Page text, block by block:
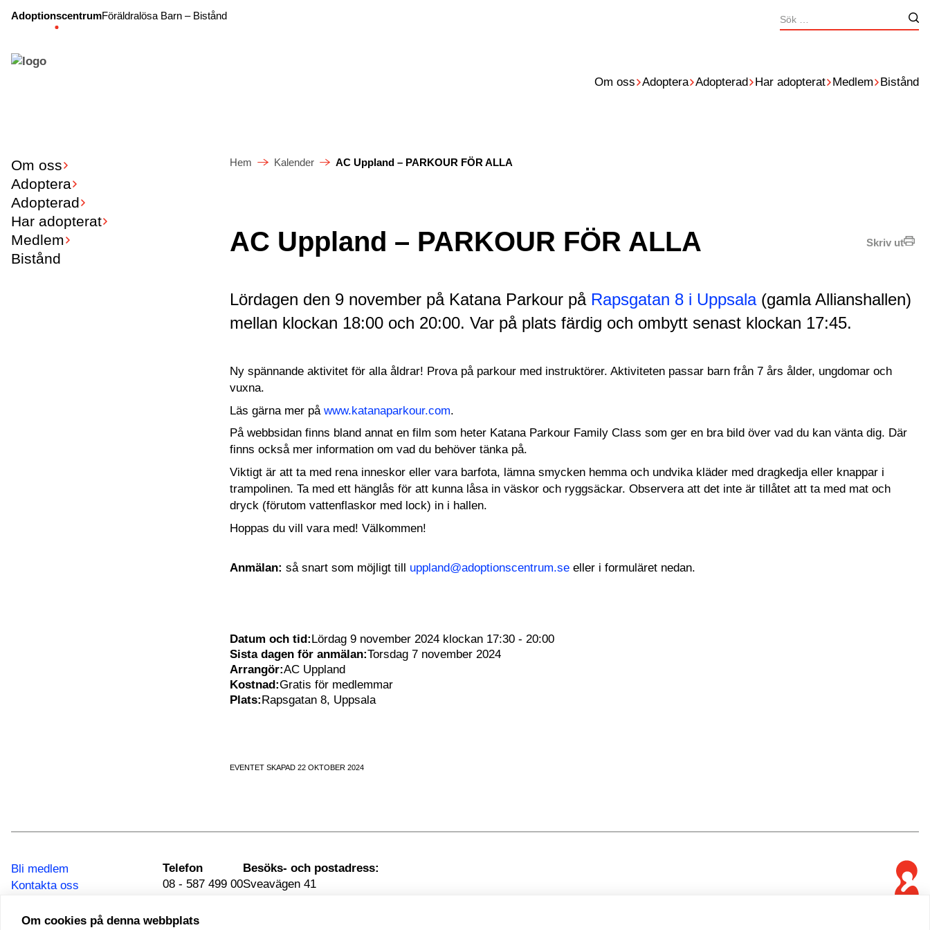
AdoptionscentrumFöräldralösa Barn – Bistånd
Sök
efter:
Om oss Adoptera Adopterad Har adopterat Medlem Bistånd
Om oss
Adoptera
Adopterad
Har adopterat
Medlem
Bistånd
Hem Kalender AC Uppland – PARKOUR FÖR ALLA
Skriv ut
AC Uppland – PARKOUR FÖR ALLA
Lördagen den 9 november på Katana Parkour på Rapsgatan 8 i Uppsala(gamla Allianshallen)
mellan klockan 18:00 och 20:00. Var på plats färdig och ombytt senast klockan 17:45.
Ny spännande aktivitet för alla åldrar! Prova på parkour med instruktörer. Aktiviteten passar barn från 7 års ålder, ungdomar och
vuxna.
Läs gärna mer påwww.katanaparkour.com.
På webbsidan finns bland annat en film som heter Katana Parkour Family Class som ger en bra bild över vad du kan vänta dig. Där
finns också mer information om vad du behöver tänka på.
Viktigt är att ta med rena inneskor eller vara barfota, lämna smycken hemma och undvika kläder med dragkedja eller knappar i
trampolinen. Ta med ett hänglås för att kunna låsa in väskor och ryggsäckar. Observera att det inte är tillåtet att ta med mat och
dryck (förutom vattenflaskor med lock) in i hallen.
Hoppas du vill vara med! Välkommen!
Anmälan:så snart som möjligt till uppland@adoptionscentrum.se eller i formuläret nedan.
Datum och tid:Lördag 9 november 2024 klockan 17:30 - 20:00
Sista dagen för anmälan:Torsdag 7 november 2024
Arrangör:AC Uppland
Kostnad:Gratis för medlemmar
Plats:Rapsgatan 8, Uppsala
EVENTET SKAPAD 22 OKTOBER 2024
Bli medlem
Kontakta oss
Telefon
08 - 587 499 00Sveavägen 41
Om cookies på denna webbplats